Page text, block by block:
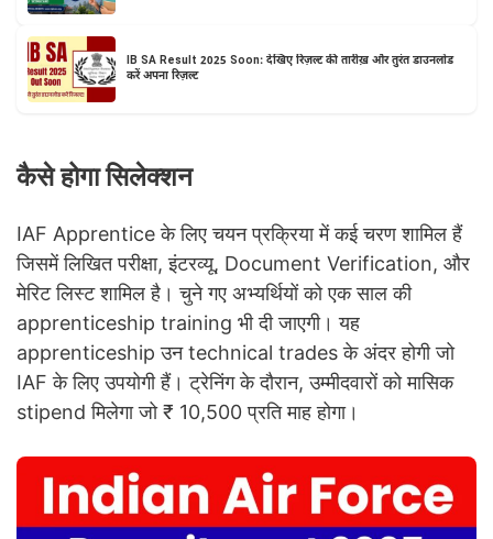
IB SA Result 2025 Soon: देखिए रिज़ल्ट की तारीख़ और तुरंत डाउनलोड
करें अपना रिज़ल्ट
कैसे होगा सिलेक्शन
IAF Apprentice के लिए चयन प्रक्रिया में कई चरण शामिल हैं
जिसमें लिखित परीक्षा, इंटरव्यू, Document Verification, और
मेरिट लिस्ट शामिल है। चुने गए अभ्यर्थियों को एक साल की
apprenticeship training भी दी जाएगी। यह
apprenticeship उन technical trades के अंदर होगी जो
IAF के लिए उपयोगी हैं। ट्रेनिंग के दौरान, उम्मीदवारों को मासिक
stipend मिलेगा जो ₹ 10,500 प्रति माह होगा।